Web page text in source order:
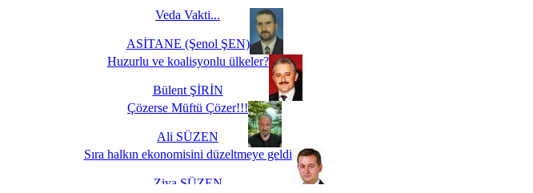
Veda Vakti...
ASİTANE (Şenol ŞEN)
Huzurlu ve koalisyonlu ülkeler?
Bülent ŞİRİN
Çözerse Müftü Çözer!!!
Ali SÜZEN
Sıra halkın ekonomisini düzeltmeye geldi
Ziya SÜZEN